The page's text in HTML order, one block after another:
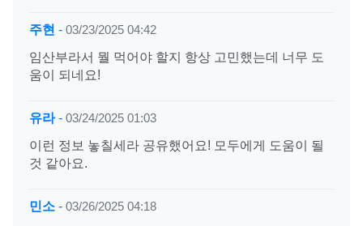
주현 - 03/23/2025 04:42
임산부라서 뭘 먹어야 할지 항상 고민했는데 너무 도
움이 되네요!
유라- 03/24/2025 01:03
이런 정보 놓칠세라 공유했어요! 모두에게 도움이 될
것 같아요.
민소 - 03/26/2025 04:18